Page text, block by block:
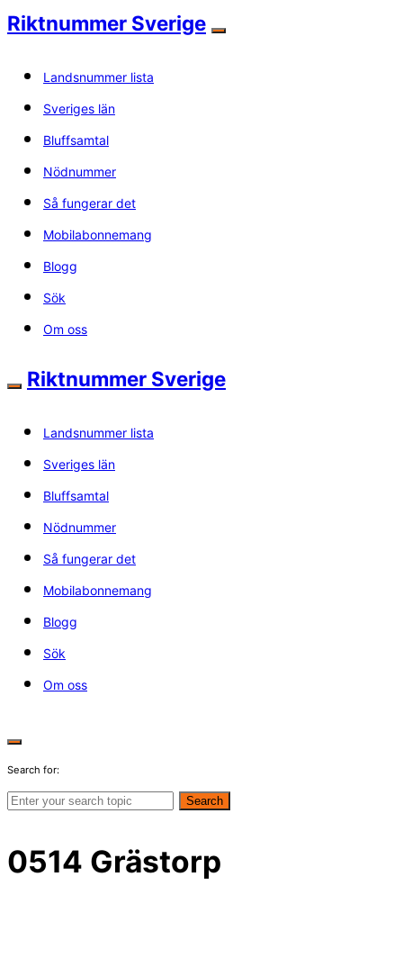
Riktnummer Sverige
Landsnummer lista
Sveriges län
Bluffsamtal
Nödnummer
Så fungerar det
Mobilabonnemang
Blogg
Sök
Om oss
Riktnummer Sverige
Landsnummer lista
Sveriges län
Bluffsamtal
Nödnummer
Så fungerar det
Mobilabonnemang
Blogg
Sök
Om oss
Search for:
Search
0514 Grästorp